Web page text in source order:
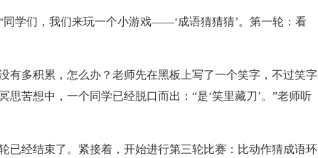
学们，我们来玩一个小游戏——‘成语猜猜猜’。第一轮：看
有多积累，怎么办？老师先在黑板上写了一个笑字，不过笑字
苦想中，一个同学已经脱口而出：“是‘笑里藏刀’。”老师听
已经结束了。紧接着，开始进行第三轮比赛：比动作猜成语环